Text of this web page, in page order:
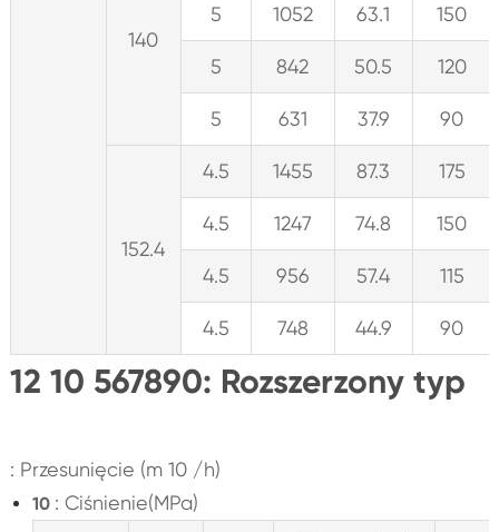
140
5 1052 63.1 150
5 842 50.5 120
5 631 37.9 90
152.4
4.5 1455 87.3 175
4.5 1247 74.8 150
4.5 956 57.4 115
4.5 748 44.9 90
12 10 567890: Rozszerzony typ
: Przesunięcie (m 10 /h)
10 : Ciśnienie(MPa)